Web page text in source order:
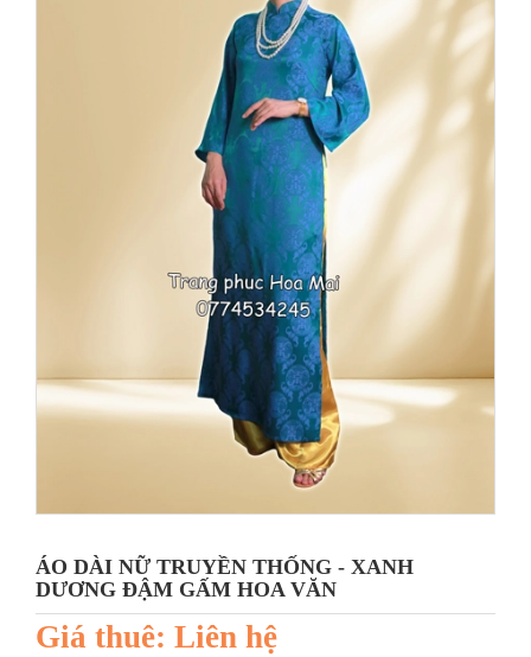
ÁO DÀI NỮ TRUYỀN THỐNG - XANH
DƯƠNG ĐẬM GẤM HOA VĂN
Giá thuê: Liên hệ